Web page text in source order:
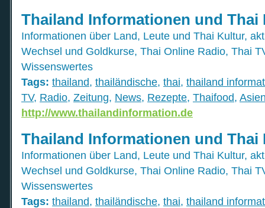
Thailand Informationen und Thai
Informationen über Land, Leute und Thai Kultur,
Wechsel und Goldkurse, Thai Online Radio, Thai
Wissenswertes
Tags: thailand, thailändische, thai, thailand
TV, Radio, Zeitung, News, Rezepte, Thaifood,
http://www.thailandinformation.de
Thailand Informationen und Thai
Informationen über Land, Leute und Thai Kultur,
Wechsel und Goldkurse, Thai Online Radio, Thai
Wissenswertes
Tags: thailand, thailändische, thai, thailand